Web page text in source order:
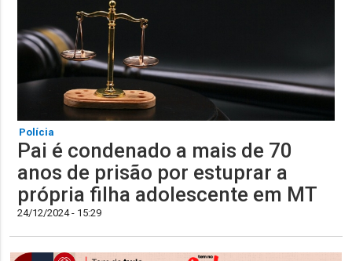
Polícia
Pai é condenado a mais de 70
anos de prisão por estuprar a
própria filha adolescente em MT
24/12/2024 - 15:29